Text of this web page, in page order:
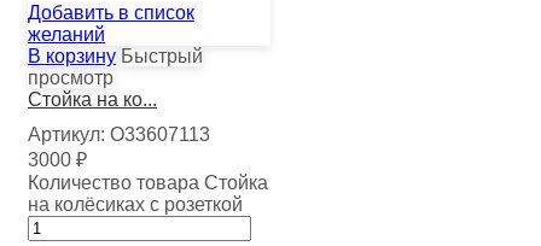
Добавить в список
желаний
В корзину Быстрый
просмотр
Стойка на ко...
Артикул: О33607113
3000 ₽
Количество товара Стойка
на колёсиках с розеткой